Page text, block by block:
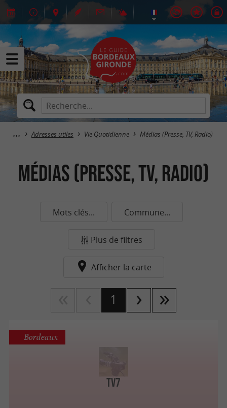
Adresses utiles Vie Quotidienne Médias (Presse, TV, Radio)
Médias (Presse, TV, Radio)
Mots clés... Commune...
Plus de filtres
Afficher la carte
1
TV7
Bordeaux